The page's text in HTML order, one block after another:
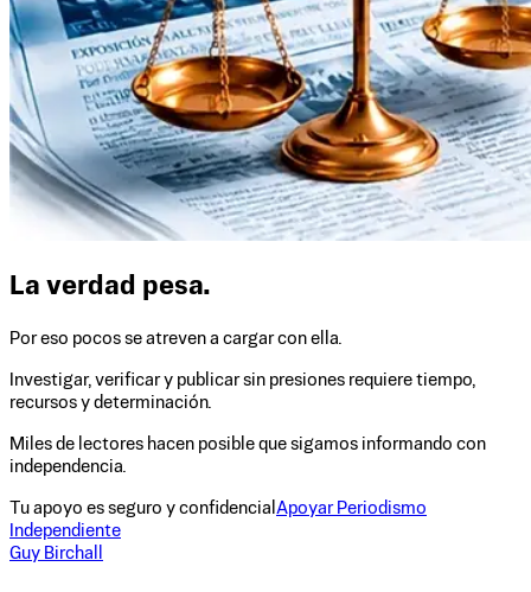
La verdad pesa.
Por eso pocos se atreven a cargar con ella.
Investigar, verificar y publicar sin presiones requiere tiempo,
recursos y determinación.
Miles de lectores hacen posible que sigamos informando con
independencia.
Tu apoyo es seguro y confidencial Apoyar Periodismo
Independiente
Guy Birchall